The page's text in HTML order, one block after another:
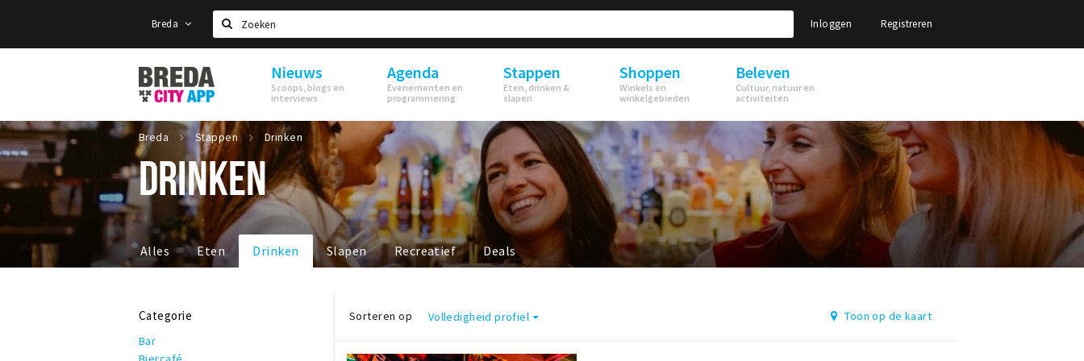
Breda
Zoeken
Inloggen Registreren
Stappen
&
Shoppen
Breda
Nieuws
Scoops, blogs en
interviews
Agenda
Evenementen en
programmering
Stappen
Eten, drinken &
slapen
Shoppen
Winkels en
winkelgebieden
Beleven
Cultuur, natuur en
activiteiten
Breda Stappen Drinken
DRINKEN
Alles Eten Drinken Slapen Recreatief Deals
Categorie
Bar
Sorteren op Volledigheid profiel Toon op de kaart